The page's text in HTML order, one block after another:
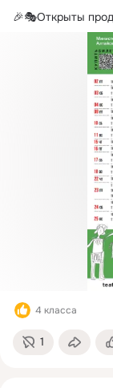
🎉🎭Открыты
4 класса
1
Коллективные
Адрес: 656043,